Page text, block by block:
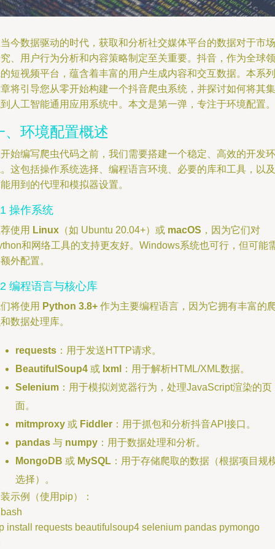
今数据驱动的时代，获取和分析社交媒体平台的数据对于市场
、用户行为分析和内容策略制定至关重要。抖音，作为全球领
短视频平台，蕴含着丰富的用户生成内容和交互数据。本系列
将引导您从零开始构建一个抖音爬虫系统，并探讨如何将其集
人工智能通用应用系统中。本文是第一弹，专注于环境配置。
、环境配置概述
始编写爬虫代码之前，我们需要搭建一个稳定、高效的开发环
这包括操作系统选择、编程语言环境、必要的库和工具，以及
用到的代理和模拟器设置。
操作系统
使用 Linux （如 Ubuntu 20.04+）或 macOS ，因为它们对
和网络工具的支持更友好。Windows系统也可行，但可能
外配置。
编程语言与核心库
将使用 Python 3.8+ 作为主要编程语言，因为它拥有丰富的
数据处理库。
requests ：用于发送HTTP请求。
BeautifulSoup4 或 lxml
：用于解析HTML/XML数据。
Selenium ：用于模拟浏览器行为，处理JavaScript渲染的页
面。
mitmproxy 或 Fiddler ：用于抓包和分析抖音API接口。
pandas 与 numpy ：用于数据处理和分析。
MongoDB 或 MySQL ：用于存储爬取的数据（根据项目规
选择）。
示例（使用pip）：
bash
install requests beautifulsoup4 selenium pandas pymongo